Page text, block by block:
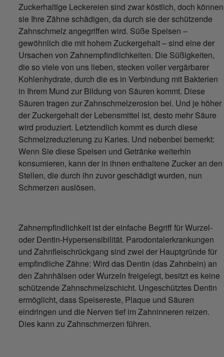
Zuckerhaltige Leckereien sind zwar köstlich, doch können
sie Ihre Zähne schädigen, da durch sie der schützende
Zahnschmelz angegriffen wird. Süße Speisen –
gewöhnlich die mit hohem Zuckergehalt – sind eine der
Ursachen von Zahnempfindlichkeiten. Die Süßigkeiten,
die so viele von uns lieben, stecken voller vergärbarer
Kohlenhydrate, durch die es in Verbindung mit Bakterien
in Ihrem Mund zur Bildung von Säuren kommt. Diese
Säuren tragen zur Zahnschmelzerosion bei. Und je höher
der Zuckergehalt der Lebensmittel ist, desto mehr Säure
wird produziert. Letztendlich kommt es durch diese
Schmelzreduzierung zu Karies. Und nebenbei bemerkt:
Wenn Sie diese Speisen und Getränke weiterhin
konsumieren, kann der in ihnen enthaltene Zucker an den
Stellen, die durch ihn zuvor geschädigt wurden, nun
Schmerzen auslösen.
Zahnempfindlichkeit ist der einfache Begriff für Wurzel-
oder Dentin-Hypersensibilität. Parodontalerkrankungen
und Zahnfleischrückgang sind zwei der Hauptgründe für
empfindliche Zähne: Wird das Dentin (das Zahnbein) an
den Zahnhälsen oder Wurzeln freigelegt, besitzt es keine
schützende Zahnschmelzschicht. Ungeschütztes Dentin
ermöglicht, dass Speisereste, Plaque und Säuren
eindringen und die Nerven tief im Zahninneren reizen.
Dies kann zu Zahnschmerzen führen.